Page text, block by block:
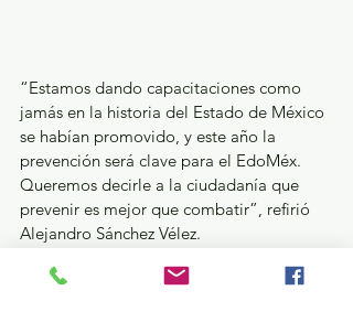
“Estamos dando capacitaciones como
jamás en la historia del Estado de México
se habían promovido, y este año la
prevención será clave para el EdoMéx.
Queremos decirle a la ciudadanía que
prevenir es mejor que combatir”, refirió
Alejandro Sánchez Vélez.
La ciudadanía mexiquense puede reportar